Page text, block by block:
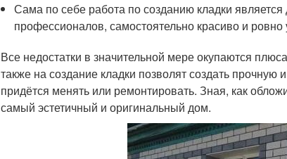
Сама по себе работа по созданию кладки
профессионалов, самостоятельно красиво и
Все недостатки в значительной мере окупаются
также на создание кладки позволят создать
придётся менять или ремонтировать. Зная, как
самый эстетичный и оригинальный дом.